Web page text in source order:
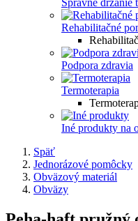
Správne držanie
Rehabilitačné
Podpora zdravia
Termoterapia
Iné produkty na
Späť
Jednorázové pomôcky
Obväzový materiál
Obväzy